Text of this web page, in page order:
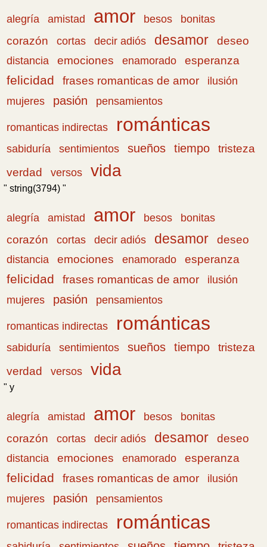
alegría amistad amor besos
bonitas
corazón
cortas decir adiós desamor deseo
distancia emociones enamorado esperanza
felicidad frases romanticas de amor
ilusión
mujeres
pasión pensamientos
romanticas indirectas románticas
sabiduría sentimientos sueños tiempo
tristeza
verdad
versos vida
" string(3794) "
alegría amistad amor besos
bonitas
corazón
cortas decir adiós desamor deseo
distancia emociones enamorado esperanza
felicidad frases romanticas de amor
ilusión
mujeres
pasión pensamientos
romanticas indirectas románticas
sabiduría sentimientos sueños tiempo
tristeza
verdad
versos vida
" y
alegría amistad amor besos
bonitas
corazón
cortas decir adiós desamor deseo
distancia emociones enamorado esperanza
felicidad frases romanticas de amor
ilusión
mujeres
pasión pensamientos
romanticas indirectas románticas